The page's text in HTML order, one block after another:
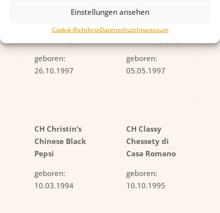
Einstellungen ansehen
Cookie-RichtlinieDatenschutzImpressum
CH Kwung Tung’s
geboren:
26.10.1997
CH Royal’s Elvis
geboren:
05.05.1997
CH Christin’s
Chinese Black
Pepsi
geboren:
10.03.1994
CH Classy
Chessety di
Casa Romano
geboren:
10.10.1995